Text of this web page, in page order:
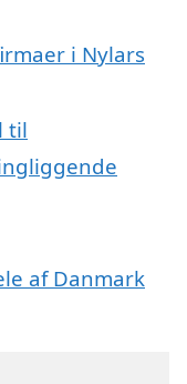
i Nylars
til
af Danmark